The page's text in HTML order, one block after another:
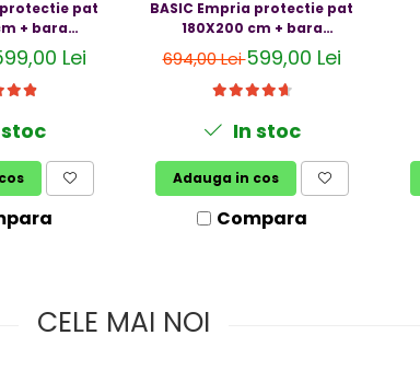
protectie pat
+ bara
Lei
BASIC Empria protectie pat
180X200 cm + bara
stabilizatoare
694,00 Lei599,00 Lei
In stoc
Adauga in cos
Compara
CELE MAI NOI